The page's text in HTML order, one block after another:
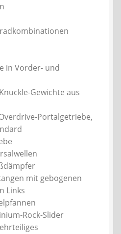
in Vorder- und
Gewichte aus
Portalgetriebe,
mit gebogenen
Links
Rock-Slider